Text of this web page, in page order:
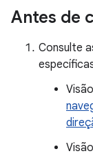
Antes de
Consulte